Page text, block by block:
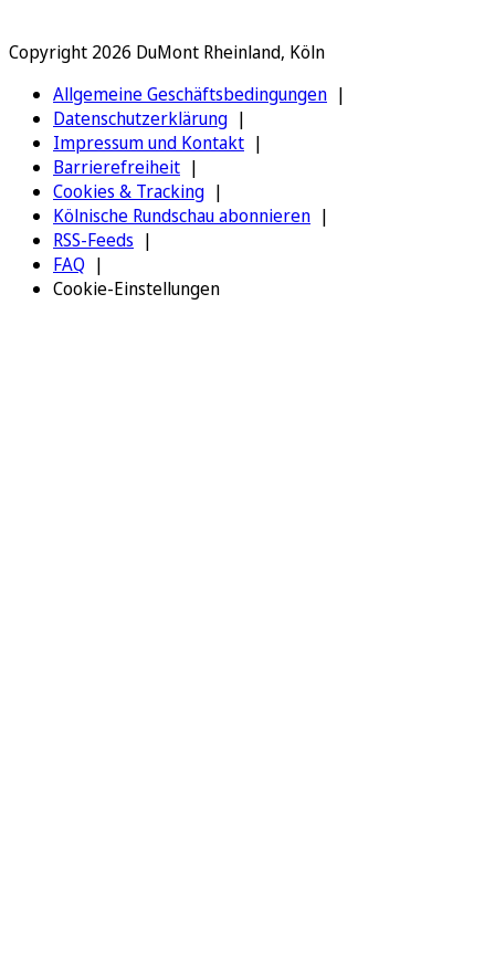
Copyright 2026 DuMont Rheinland, Köln
Allgemeine Geschäftsbedingungen
Datenschutzerklärung
Impressum und Kontakt
Barrierefreiheit
Cookies & Tracking
Kölnische Rundschau abonnieren
RSS-Feeds
FAQ
Cookie-Einstellungen